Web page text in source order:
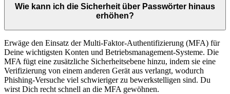
Wie kann ich die Sicherheit über Passwörter hinaus
erhöhen?
Erwäge den Einsatz der Multi-Faktor-Authentifizierung (MFA) für
Deine wichtigsten Konten und Betriebsmanagement-Systeme. Die
MFA fügt eine zusätzliche Sicherheitsebene hinzu, indem sie eine
Verifizierung von einem anderen Gerät aus verlangt, wodurch
Phishing-Versuche viel schwieriger zu bewerkstelligen sind. Du
wirst Dich recht schnell an die MFA gewöhnen.